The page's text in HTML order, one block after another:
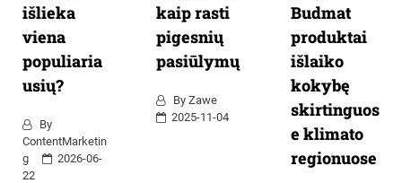
išlieka
viena
populiaria
usių?
By
ContentMarketin
G
2026-06-
22
kaip rasti
pigesnių
pasiūlymų
ByZawe
2025-11-04
Budmat
produktai
išlaiko
kokybę
skirtinguos
e klimato
regionuose